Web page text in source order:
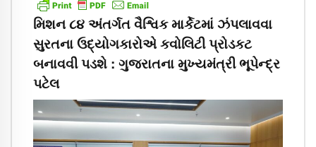
મિશન ૮૪ અંતર્ગત વૈશ્વિક માર્કેટમાં ઝંપલાવવા
સુરતના ઉદ્યોગકારોએ કવોલિટી પ્રોડકટ
બનાવવી પડશે : ગુજરાતના મુખ્યમંત્રી ભૂપેન્દ્ર
પટેલ